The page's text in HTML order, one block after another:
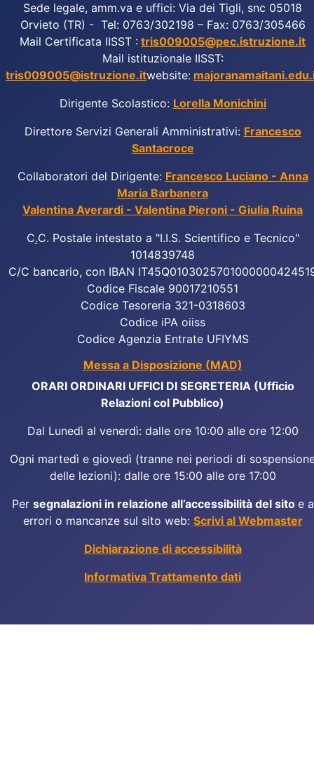
Sede legale, amm.va e uffici: Via dei Tigli, snc 05018
Orvieto (TR) - Tel: 0763/302198 – Fax: 0763/305466
Mail Certificata IISST : tris009005@pec.istruzione.it
Mail istituzionale IISST:
tris009005@istruzione.itwebsite:
Dirigente Scolastico: Lorella Monichini
Direttore Servizi Generali Amministrativi: Francesco
Santacroce
Collaboratori del Dirigente: Francesco Luciano - Anna
Maria Barbanera
Valentina Averardi - Valentina Pieroni - Giulia Ruina
C.C. Postale intestato a "I.I.S. Scientifico e Tecnico"
1014839748
C/C bancario, con IBAN
Codice Fiscale 90017210551
Codice Tesoreria 321-0318603
Codice iPA oiiss
Codice Agenzia Entrate UFIYMS
Messa a Disposizione (MAD)
ORARI ORDINARI UFFICI DI SEGRETERIA (Ufficio
Relazioni col Pubblico)
Dal Lunedì al venerdì: dalle ore 10:00 alle ore 12:00
Ogni martedì e giovedì (tranne nei periodi di
delle lezioni): dalle ore 15:00 alle ore 17:00
Per segnalazioni in relazione all’accessibilità del sito e a
errori o mancanze sul sito web: Scrivi al Webmaster
Dichiarazione di accessibilità
Informativa Trattamento dati